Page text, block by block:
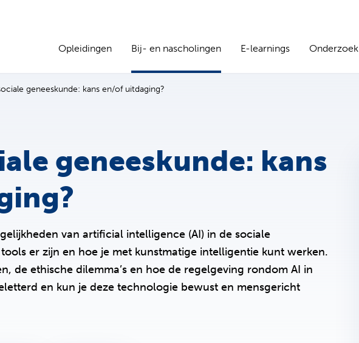
Opleidingen Bij- en nascholingen E-learnings Onderzoek
geneeskunde: kans en/of uitdaging?
geneeskunde: kans
van artificial intelligence (AI) in de sociale
er zijn en hoe je met kunstmatige intelligentie kunt werken.
de ethische dilemma’s en hoe de regelgeving rondom AI in
en kun je deze technologie bewust en mensgericht